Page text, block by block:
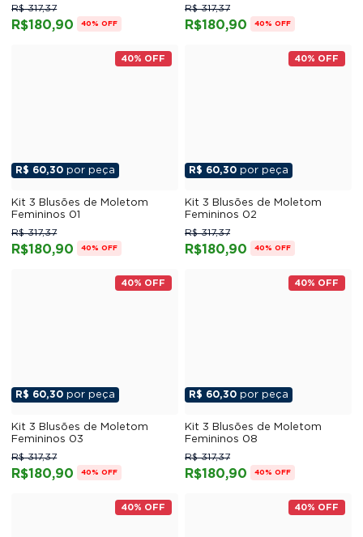
R$180,90
R$ 317,37
40% OFF R$180,90
R$ 317,37
40% OFF
40% OFF
R$ 60,30 por peça
Kit 3 Blusões de Moletom
Femininos 01
R$180,90
R$ 317,37
40% OFF
40% OFF
R$ 60,30 por peça
Kit 3 Blusões de Moletom
Femininos 02
R$180,90
R$ 317,37
40% OFF
40% OFF
R$ 60,30 por peça
Kit 3 Blusões de Moletom
Femininos 03
R$180,90
R$ 317,37
40% OFF
40% OFF
R$ 60,30 por peça
Kit 3 Blusões de Moletom
Femininos 08
R$180,90
R$ 317,37
40% OFF
40% OFF 40% OFF